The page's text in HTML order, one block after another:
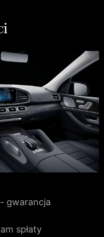
gwarancja
spłaty